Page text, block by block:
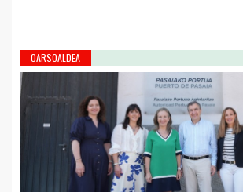
OARSOALDEA